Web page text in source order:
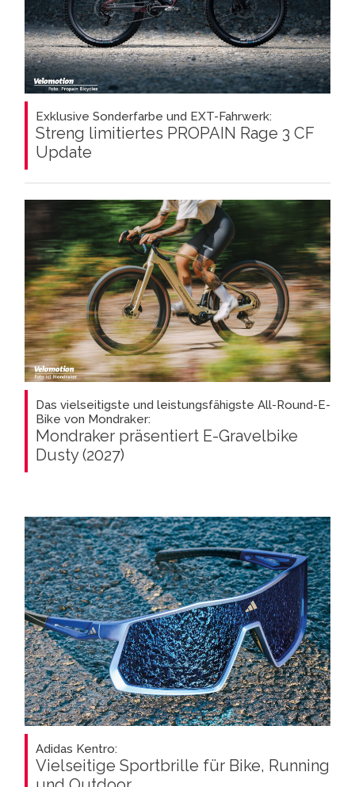
Exklusive Sonderfarbe und EXT-Fahrwerk:
Streng limitiertes PROPAIN Rage 3 CF
Update
Das vielseitigste und leistungsfähigste All-Round-E-
Bike von Mondraker:
Mondraker präsentiert E-Gravelbike
Dusty (2027)
Adidas Kentro:
Vielseitige Sportbrille für Bike, Running